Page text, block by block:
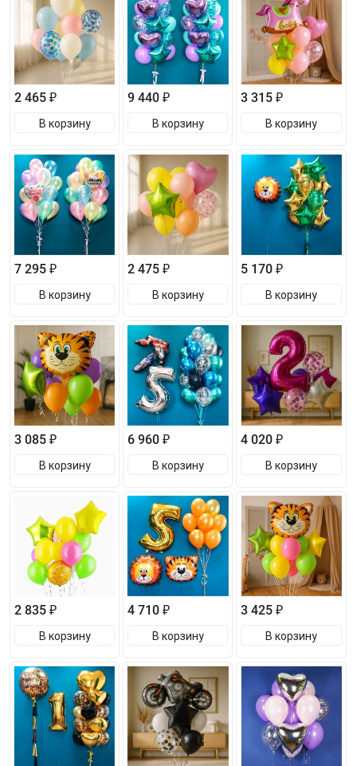
2 465 ₽
В корзину
9 440 ₽
В корзину
3 315 ₽
В корзину
7 295 ₽
В корзину
2 475 ₽
В корзину
5 170 ₽
В корзину
3 085 ₽
В корзину
6 960 ₽
В корзину
4 020 ₽
В корзину
2 835 ₽
В корзину
4 710 ₽
В корзину
3 425 ₽
В корзину